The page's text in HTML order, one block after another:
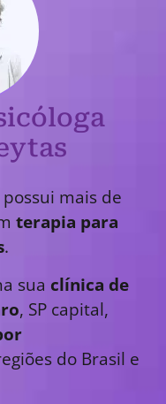
possui mais de
terapia para
.
sua clínica de
, SP capital,
do Brasil e